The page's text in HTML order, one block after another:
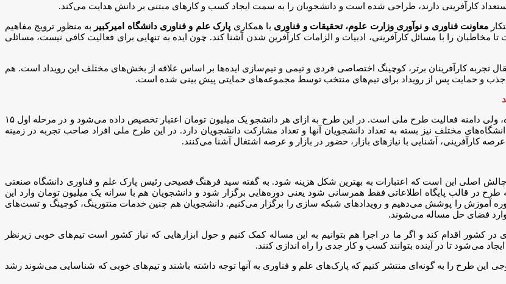
کارآفرینی دارند، طراحی شده است و دانشجویان را به سمت ایجاد کسب و کارهای مبتنی بر دانش هدایت می‌کند.
معاونت فناوری و نوآوری وزارت علوم، تحقیقات و فناوری با همکاری پارک علم و فناوری دانشگاه امیرکبیر به منظور ترویج مفاهیم
مخاطبان را با مسائل کارآفرینی، ادبیات و الزامات کارآفرین شدن آشنا کند. چون ایده به تنهایی برای فعالیت کافی نیست، مسائلی
تجربه کارآفرینان برتر، کوچینگ اختصاصی فردی و تیمی و تیم‌سازی ایده‌ها بر اساس علاقه از بخش‌های مختلف این رویداد است. هم
و جذب و حمایت پس از رویداد برای تیم‌های منتخب توسط مجموعه‌های حمایتی پیش بینی شده است.
پارک علم و فناوری دانشگاه امیرکبیر به عنوان دبیرخانه متمرکز این طرح تعیین شده، ولی دامنه فعالیت طرح ملی است. در این طرح به ازای هر دانشجو یک میلیون تومان اعتبار تخصیص داده می‌شود و در مرحله اول ۱۵
مختلف نیز بسته به تعداد دانشجویان آنها و تعداد مشارکت دانشجویان دارد. در این طرح ملی افراد صاحب تجربه در زمینه
کارآفرینی، آشنایی با نیازهای بازار، حضور در بازار و عرصه اشتغال آشنا می‌کنند.
چالش اصلی این است که اعتبارات به بهترین شکل هزینه شود. به گفته سید فرهنگ فصیحی رئیس پارک علم و فناوری دانشگاه صنعتی
طرح در قالب پایگاه اطلاعاتی فقط همرسانی شود یعنی دوره‌هایی برگزار شود و دانشجویان هم با سرانه یک میلیون تومان وارد این
شوند که این شیوه اثرگذاری آن را محدود می‌کرد. اکنون با همان سرانه، ۱۲ دوره آموزش را پوشش می‌دهیم و رویدادهای شبکه سازی را برگزار می‌کنیم. دانشجویان هم چنین خدمات منتورینگ، کوچینگ و تست‌های
فضای حل مساله می‌شوند.
کشور اقدام کند و اگر ما در اجرا هم بتوانیم به این مساله کمک کنیم و حول ابزارهایی که نیاز کشور است تیم‌های خوبی زیرنظر
می‌شود تا در آینده بتوانند کسب و کار جدی را راه اندازی کنند.
این طرح را به گونه‌ای منتشر کنیم که پارک‌های علم و فناوری به آنها توجه داشته باشند و تیم‌های خوبی که شناسایی می‌شوند رشد